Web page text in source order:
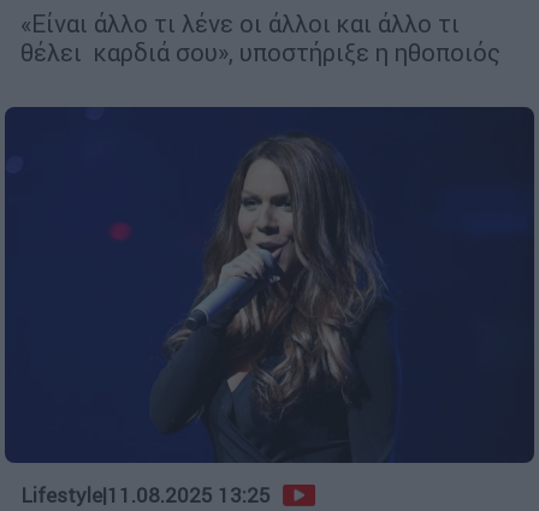
«Είναι άλλο τι λένε οι άλλοι και άλλο τι
θέλει καρδιά σου», υποστήριξε η ηθοποιός
Lifestyle|11.08.2025 13:25